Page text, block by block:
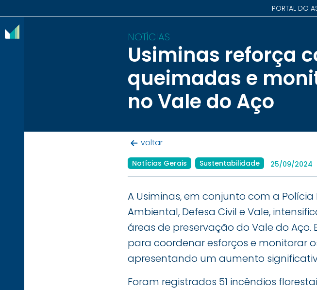
PORTAL DO
NOTÍCIAS
Usiminas reforça
queimadas e
no Vale do Aço
voltar
Notícias Gerais Sustentabilidade 25/09/2024
A Usiminas, em conjunto com a
Ambiental, Defesa Civil e Vale,
áreas de preservação do Vale do Aço.
para coordenar esforços e monitorar
apresentando um aumento
Foram registrados 51 incêndios